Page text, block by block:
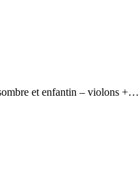
et enfantin – violons +…